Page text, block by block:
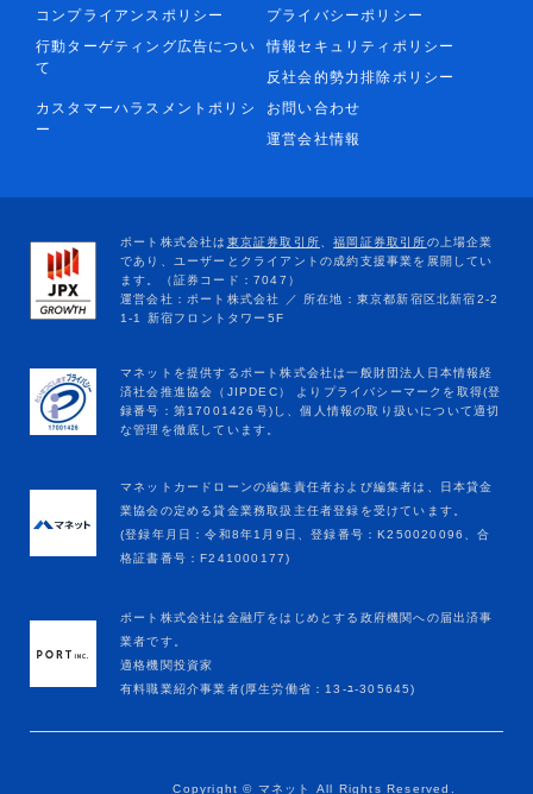
コンプライアンスポリシー
プライバシーポリシー
行動ターゲティング広告につい
て
情報セキュリティポリシー
反社会的勢力排除ポリシー
カスタマーハラスメントポリシ
ー
お問い合わせ
運営会社情報
マネットカードローンの編集責任者および編集者は、日本貸金
業協会の定める貸金業務取扱主任者登録を受けています。
(登録年月日：令和8年1月9日、登録番号：K250020096、合
格証書番号：F241000177)
ポート株式会社は金融庁をはじめとする政府機関への届出済事
業者です。
適格機関投資家
有料職業紹介事業者(厚生労働省：13-ﾕ-305645)